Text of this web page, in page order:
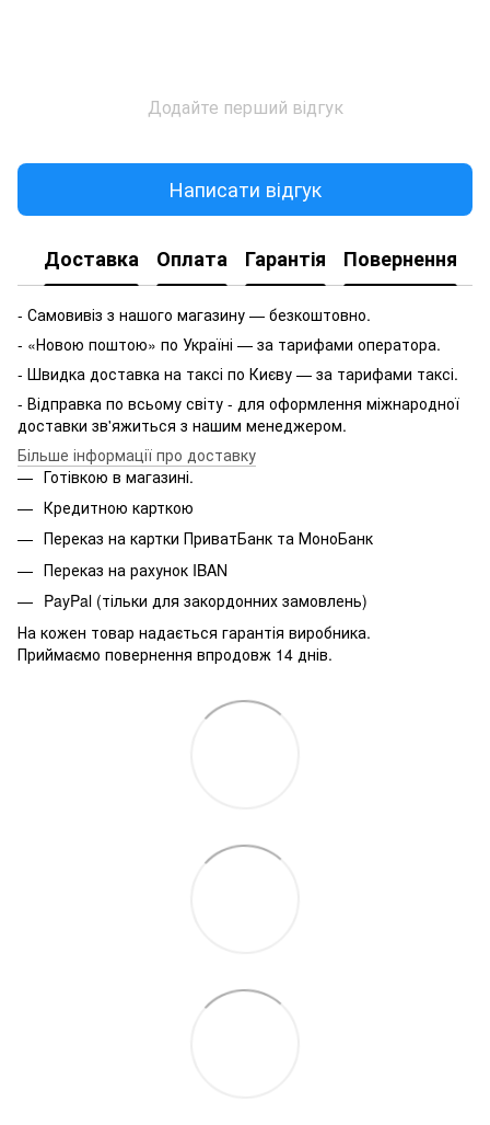
Додайте перший відгук
Написати відгук
Доставка Оплата Гарантія Повернення
- Самовивіз з нашого магазину — безкоштовно.
- «Новою поштою» по Україні — за тарифами оператора.
- Швидка доставка на таксі по Києву — за тарифами таксі.
- Відправка по всьому світу - для оформлення міжнародної
доставки зв'яжиться з нашим менеджером.
Більше інформації про доставку
Готівкою в магазині.
Кредитною карткою
Переказ на картки ПриватБанк та МоноБанк
Переказ на рахунок IBAN
PayPal (тільки для закордонних замовлень)
На кожен товар надається гарантія виробника.
Приймаємо повернення впродовж 14 днів.